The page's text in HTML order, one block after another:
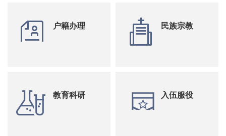
户籍办理 民族宗教
教育科研 入伍服役